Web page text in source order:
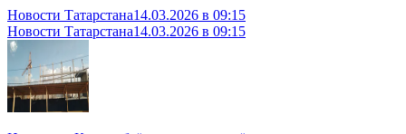
Новости Татарстана14.03.2026 в 09:15
Новости Татарстана14.03.2026 в 09:15